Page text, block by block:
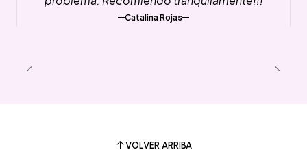
Catalina Rojas
VOLVER ARRIBA